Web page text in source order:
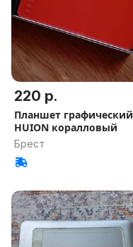
220 р.
Планшет графический
HUION коралловый
Брест